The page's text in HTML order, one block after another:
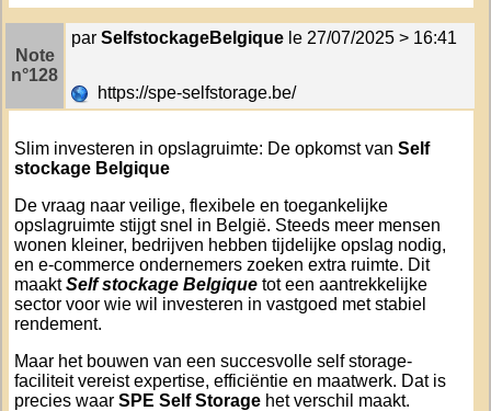
Note
n°128
parSelfstockageBelgique le 27/07/2025 > 16:41
https://spe-selfstorage.be/
Slim investeren in opslagruimte: De opkomst van Self
stockage Belgique
De vraag naar veilige, flexibele en toegankelijke
opslagruimte stijgt snel in België. Steeds meer mensen
wonen kleiner, bedrijven hebben tijdelijke opslag nodig,
en e-commerce ondernemers zoeken extra ruimte. Dit
maaktSelf stockage Belgiquetot een aantrekkelijke
sector voor wie wil investeren in vastgoed met stabiel
rendement.
Maar het bouwen van een succesvolle self storage-
faciliteit vereist expertise, efficiëntie en maatwerk. Dat is
precies waar SPE Self Storagehet verschil maakt.